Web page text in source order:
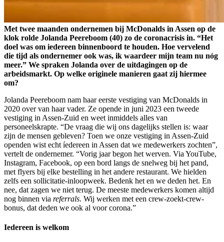
Met twee maanden ondernemen bij McDonalds in Assen op de
klok rolde Jolanda Peereboom (40) zo de coronacrisis in. “Het
doel was om iedereen binnenboord te houden. Hoe vervelend
die tijd als ondernemer ook was, ik waardeer mijn team nu nóg
meer.” We spraken Jolanda over de uitdagingen op de
arbeidsmarkt. Op welke originele manieren gaat zij hiermee
om?
Jolanda Peereboom nam haar eerste vestiging van McDonalds in
2020 over van haar vader. Ze opende in juni 2023 een tweede
vestiging in Assen-Zuid en weet inmiddels alles van
personeelskrapte. “De vraag die wij ons dagelijks stellen is: waar
zijn de mensen gebleven? Toen we onze vestiging in Assen-Zuid
openden wist echt íedereen in Assen dat we medewerkers zochten”,
vertelt de ondernemer. “Vorig jaar begon het werven. Via YouTube,
Instagram, Facebook, op een bord langs de snelweg bij het pand,
met flyers bij elke bestelling in het andere restaurant. We hielden
zelfs een sollicitatie-inloopweek. Bedenk het en we deden het. En
nee, dat zagen we niet terug. De meeste medewerkers komen altijd
nog binnen via referrals. Wij werken met een crew-zoekt-crew-
bonus, dat deden we ook al voor corona.”
Iedereen is welkom